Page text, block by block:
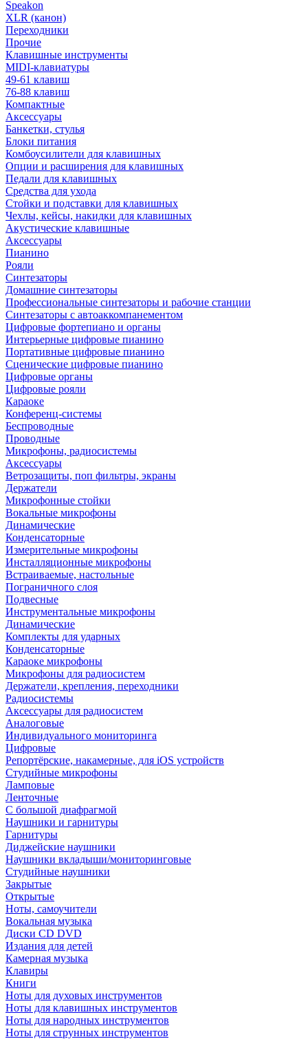
Speakon
XLR (канон)
Переходники
Прочие
Клавишные инструменты
MIDI-клавиатуры
49-61 клавиш
76-88 клавиш
Компактные
Аксессуары
Банкетки, стулья
Блоки питания
Комбоусилители для клавишных
Опции и расширения для клавишных
Педали для клавишных
Средства для ухода
Стойки и подставки для клавишных
Чехлы, кейсы, накидки для клавишных
Акустические клавишные
Аксессуары
Пианино
Рояли
Синтезаторы
Домашние синтезаторы
Профессиональные синтезаторы и рабочие станции
Синтезаторы с автоаккомпанементом
Цифровые фортепиано и органы
Интерьерные цифровые пианино
Портативные цифровые пианино
Сценические цифровые пианино
Цифровые органы
Цифровые рояли
Караоке
Конференц-системы
Беспроводные
Проводные
Микрофоны, радиосистемы
Аксессуары
Ветрозащиты, поп фильтры, экраны
Держатели
Микрофонные стойки
Вокальные микрофоны
Динамические
Конденсаторные
Измерительные микрофоны
Инсталляционные микрофоны
Встраиваемые, настольные
Пограничного слоя
Подвесные
Инструментальные микрофоны
Динамические
Комплекты для ударных
Конденсаторные
Караоке микрофоны
Микрофоны для радиосистем
Держатели, крепления, переходники
Радиосистемы
Аксессуары для радиосистем
Аналоговые
Индивидуального мониторинга
Цифровые
Репортёрские, накамерные, для iOS устройств
Студийные микрофоны
Ламповые
Ленточные
С большой диафрагмой
Наушники и гарнитуры
Гарнитуры
Диджейские наушники
Наушники вкладыши/мониторинговые
Студийные наушники
Закрытые
Открытые
Ноты, самоучители
Вокальная музыка
Диски CD DVD
Издания для детей
Камерная музыка
Клавиры
Книги
Ноты для духовых инструментов
Ноты для клавишных инструментов
Ноты для народных инструментов
Ноты для струнных инструментов